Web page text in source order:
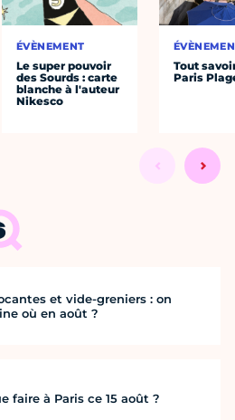
ÉVÈNEMENT
Le super pouvoir
des Sourds : carte
blanche à l'auteur
Nikesco
Tout
Paris
et vide-greniers : on
où en août ?
faire à Paris ce 15 août ?